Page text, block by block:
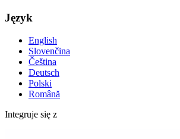
Język
English
Slovenčina
Čeština
Deutsch
Polski
Română
Integruje się z